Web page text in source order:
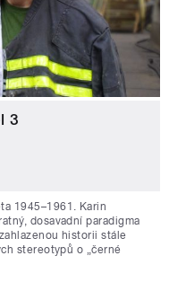
3
1945–1961. Karin
dosavadní paradigma
historii stále
stereotypů o „černé